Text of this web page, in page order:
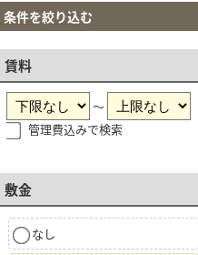
条件を絞り込む
賃料
～
管理費込みで検索
敷金
なし